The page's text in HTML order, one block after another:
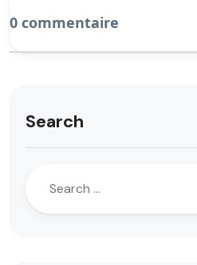
0 commentaire
Search